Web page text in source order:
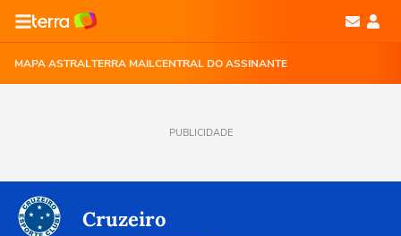
MAPA ASTRALTERRA MAILCENTRAL DO ASSINANTE
PUBLICIDADE
Cruzeiro